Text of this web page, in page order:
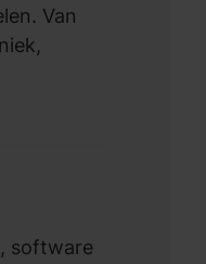
Van
software